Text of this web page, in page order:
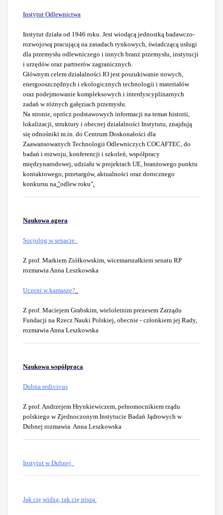
Instytut Odlewnictwa
Instytut działa od 1946 roku. Jest wiodącą jednostką badawczo-
rozwojową pracującą na zasadach rynkowych, świadczącą usługi
dla przemysłu odlewniczego i innych branż przemysłu, instytucji
i urzędów oraz partnerów zagranicznych.
Głównym celem działalności IO jest poszukiwanie nowych,
energooszczędnych i ekologicznych technologii i materiałów
oraz podejmowanie kompleksowych i interdyscyplinarnych
zadań w różnych gałęziach przemysłu.
Na stronie, oprócz podstawowych informacji na temat historii,
lokalizacji, struktury i obecnej działalności Instytutu, znajdują
się odnośniki m.in. do Centrum Doskonałości dla
Zaawansowanych Technologii Odlewniczych COCAFTEC, do
badań i rozwoju, konferencji i szkoleń, współpracy
międzynarodowej, udziału w projektach UE, branżowego punktu
kontaktowego, przetargów, aktualności oraz dorocznego
konkursu na "odlew roku".
Naukowa agora
Socjolog w senacie
Z prof. Markiem Ziółkowskim, wicemarszałkiem senatu RP
rozmawia Anna Leszkowska
Uczeni w kamasze?
Z prof. Maciejem Grabskim, wieloletnim prezesem Zarządu
Fundacji na Rzecz Nauki Polskiej, obecnie - członkiem jej Rady,
rozmawia Anna Leszkowska
Naukowa współpraca
Dubna redivivus
Z prof. Andrzejem Hrynkiewiczem, pełnomocnikiem rządu
polskiego w Zjednoczonym Instytucie Badań Jądrowych w
Dubnej rozmawia Anna Leszkowska
Instytut w Dubnej
Jak cię widzą, tak cię piszą